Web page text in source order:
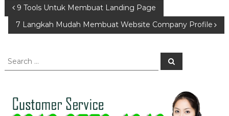
P
o
s
n
9 Tools Untuk Membuat Landing Page
7 Langkah Mudah Membuat Website Company Profile
S
S
e